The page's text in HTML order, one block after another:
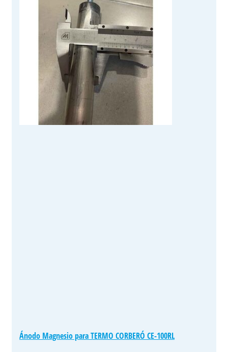
Ánodo Magnesio para TERMO CORBERÓ CE-100RL